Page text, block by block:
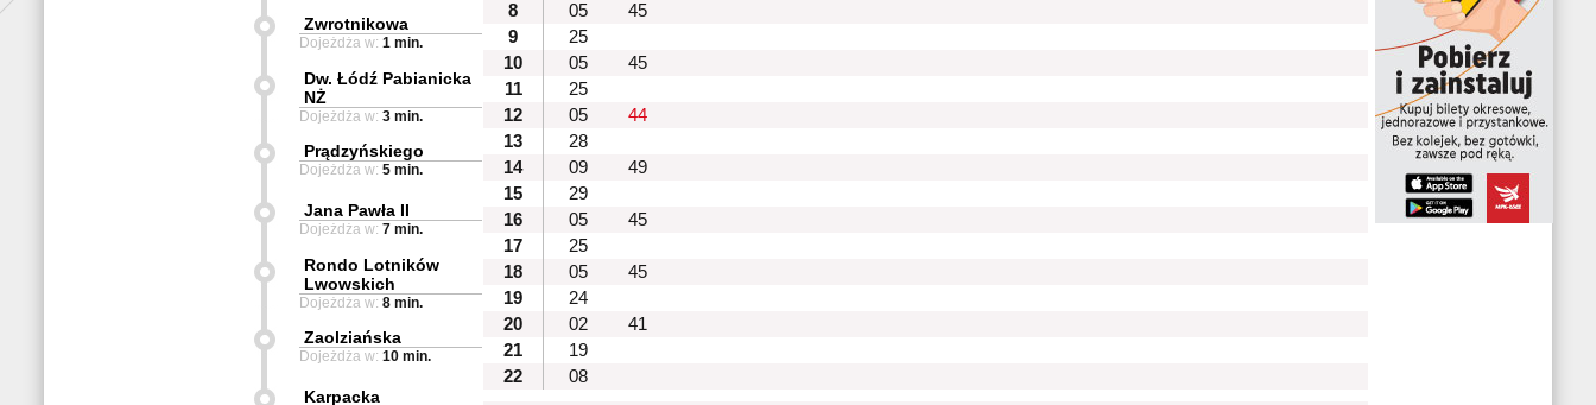
8
05
45
9
25
10
05
45
11
25
12
05
44
13
28
14
09
49
15
29
16
05
45
17
25
18
05
45
19
24
20
02
41
21
19
22
08
Zwrotnikowa
Dojeżdża w: 1 min.
Dw. Łódź Pabianicka
NŻ
Dojeżdża w: 3 min.
Prądzyńskiego
Dojeżdża w: 5 min.
Jana Pawła II
Dojeżdża w: 7 min.
Rondo Lotników
Lwowskich
Dojeżdża w: 8 min.
Zaolziańska
Dojeżdża w: 10 min.
Karpacka